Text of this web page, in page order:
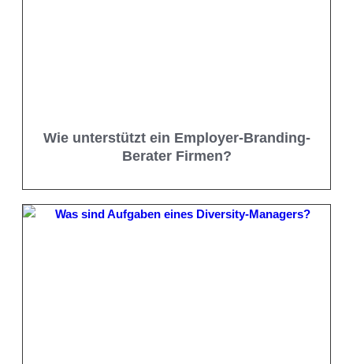
Wie unterstützt ein Employer-Branding-
Berater Firmen?